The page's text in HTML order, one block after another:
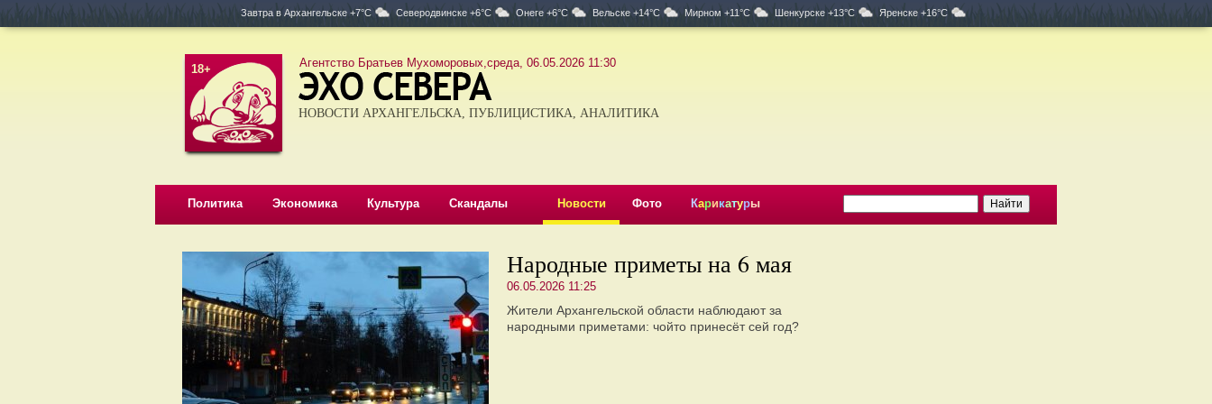
Завтра в Архангельске +7°C Северодвинске +6°C Онеге +6°C Вельске +14°C Мирном +11°C Шенкурске +13°C Яренске +16°C
18+ Агентство Братьев Мухоморовых,среда, 06.05.2026 11:30
НОВОСТИ АРХАНГЕЛЬСКА, ПУБЛИЦИСТИКА, АНАЛИТИКА
Политика Экономика Культура Скандалы Новости Фото Карикатуры
Народные приметы на 6 мая
06.05.2026 11:25
Жители Архангельской области наблюдают за
народными приметами: чойто принесёт сей год?